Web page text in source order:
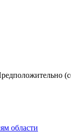
области